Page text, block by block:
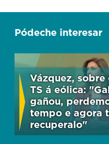
Pódeche interesar
Vázquez,
TS á eólica:
gañou,
tempo e agora
recuperalo"